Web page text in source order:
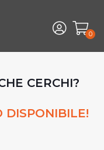
0
CERCHI?
DISPONIBILE!